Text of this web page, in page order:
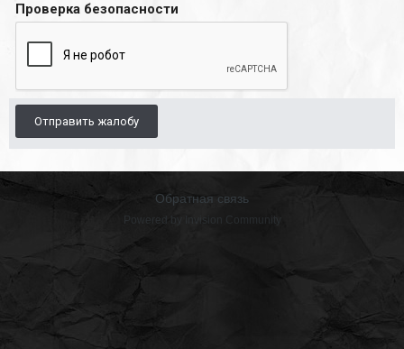
Проверка безопасности
Отправить жалобу
Обратная связь
Powered by Invision Community